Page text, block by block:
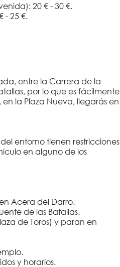
20 € - 30 €.
- 25 €.
entre la Carrera de la
por lo que es fácilmente
la Plaza Nueva, llegarás en
entorno tienen restricciones
en alguno de los
Acera del Darro.
de las Batallas.
de Toros) y paran en
y horarios.